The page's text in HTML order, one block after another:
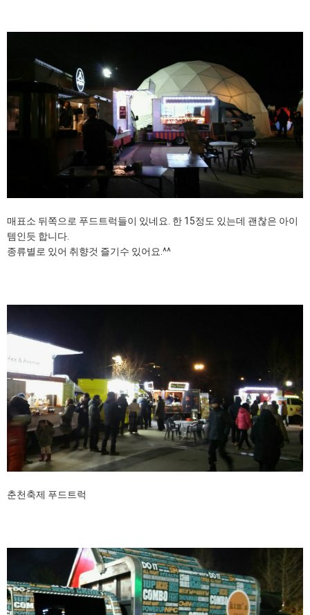
매표소 뒤쪽으로 푸드트럭들이 있네요. 한 15정도 있는데 괜찮은 아이
템인듯 합니다.
종류별로 있어 취향것 즐기수 있어요.^^
춘천축제 푸드트럭